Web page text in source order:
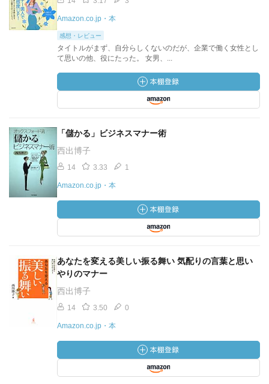
Amazon.co.jp・本
感想・レビュー
タイトルがまず、自分らしくないのだが、企業で働く女性とし
て思いの他、役にたった。 女男、...
「儲かる」ビジネスマナー術
西出博子
14 3.33 1
Amazon.co.jp・本
あなたを変える美しい振る舞い 気配りの言葉と思い
やりのマナー
西出博子
14 3.50 0
Amazon.co.jp・本